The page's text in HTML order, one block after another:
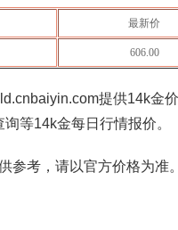
最新价
606.00
提供14k金
等14k金每日行情报价。
参考，请以官方价格为准